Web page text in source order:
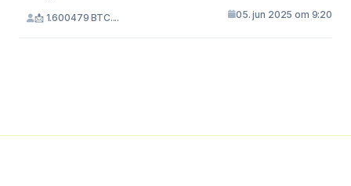
📩 1.600479 BTC.... 05. jun 2025 om 9:20